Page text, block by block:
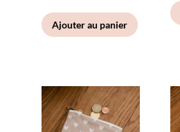
Ajouter au panier